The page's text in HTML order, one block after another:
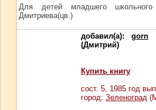
Для детей младшего
Дмитриева(цв.)
добавил(а): gorn
(Дмитрий)
Купить книгу
сост. 5, 1985 год
город: Зеленоград